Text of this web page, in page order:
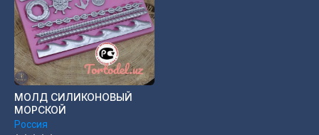
МОЛД СИЛИКОНОВЫЙ
МОРСКОЙ
Россия